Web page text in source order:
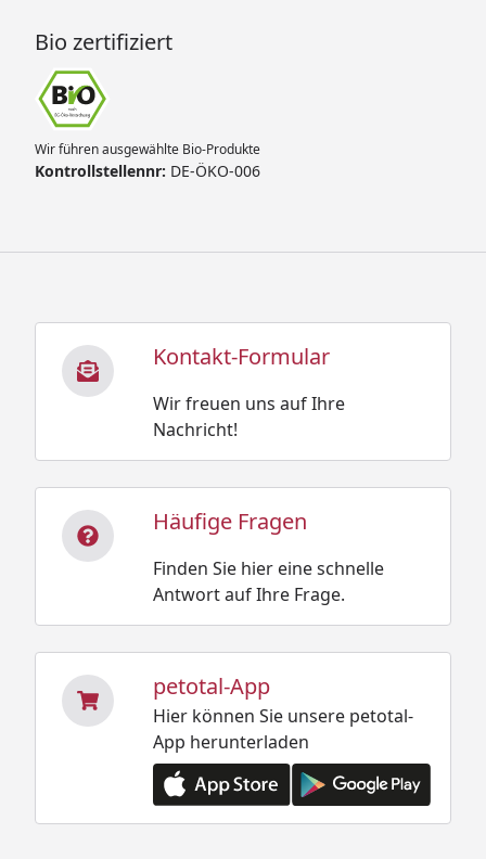
Bio zertifiziert
Wir führen ausgewählte Bio-Produkte
Kontrollstellennr: DE-ÖKO-006
Kontakt-Formular
Wir freuen uns auf Ihre
Nachricht!
Häufige Fragen
Finden Sie hier eine schnelle
Antwort auf Ihre Frage.
petotal-App
Hier können Sie unsere petotal-
App herunterladen